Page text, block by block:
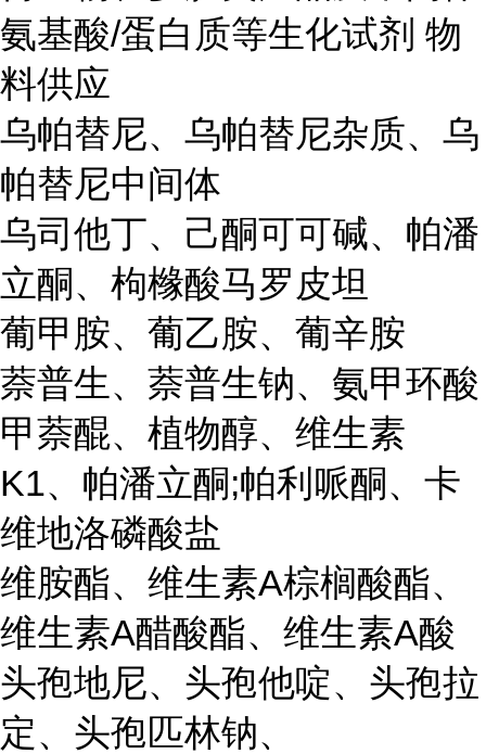
氨基酸/蛋白质等生化试剂 物
料供应
乌帕替尼、乌帕替尼杂质、乌
帕替尼中间体
乌司他丁、己酮可可碱、帕潘
立酮、枸橼酸马罗皮坦
葡甲胺、葡乙胺、葡辛胺
萘普生、萘普生钠、氨甲环酸
甲萘醌、植物醇、维生素
K1、帕潘立酮;帕利哌酮、卡
维地洛磷酸盐
维胺酯、维生素A棕榈酸酯、
维生素A醋酸酯、维生素A酸
头孢地尼、头孢他啶、头孢拉
定、头孢匹林钠、